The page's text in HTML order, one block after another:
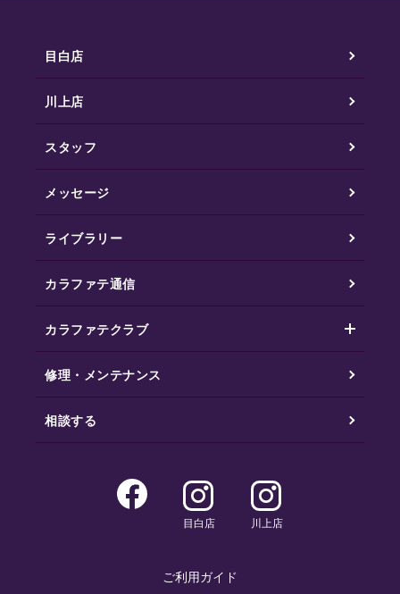
目白店
川上店
スタッフ
メッセージ
ライブラリー
カラファテ通信
カラファテクラブ
修理・メンテナンス
相談する
目白店 川上店
ご利用ガイド